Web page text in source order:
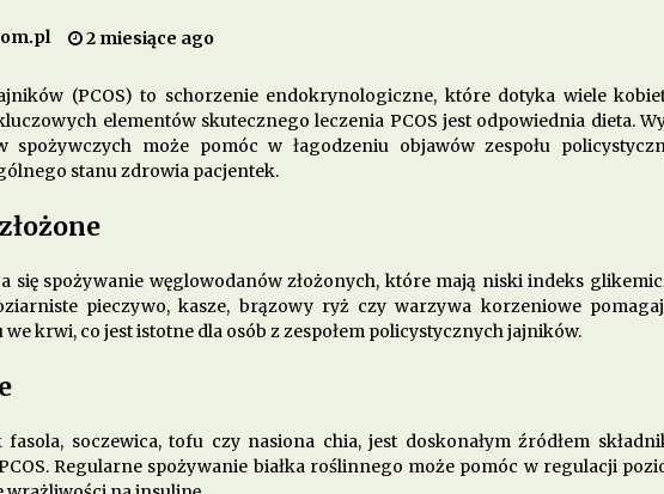
ago
i łagodzą objawy
ago
jeść, aby złagodzić objawy?
8 miesięcy ago
– jak
2 miesiące ago
(PCOS) to schorzenie endokrynologiczne, które dotyka wiele
elementów skutecznego leczenia PCOS jest odpowiednia dieta.
spożywczych może pomóc w łagodzeniu objawów zespołu
stanu zdrowia pacjentek.
się spożywanie węglowodanów złożonych, które mają niski indeks
pieczywo, kasze, brązowy ryż czy warzywa korzeniowe
krwi, co jest istotne dla osób z zespołem policystycznych jajników.
soczewica, tofu czy nasiona chia, jest doskonałym źródłem
Regularne spożywanie białka roślinnego może pomóc w regulacji